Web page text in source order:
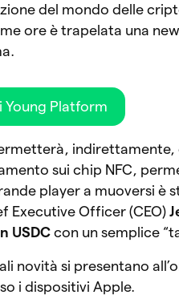
del mondo delle
ore è trapelata una
Young Platform
indirettamente,
sui chip NFC,
player a muoversi è
Executive Officer (CEO)
USDC con un semplice
novità si presentano
i dispositivi Apple.